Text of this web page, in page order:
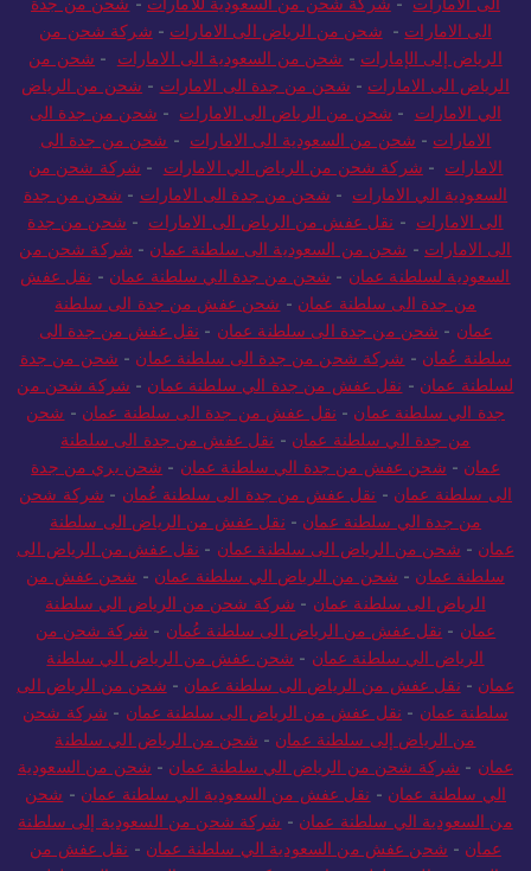
الى الامارات - شحن من الرياض الى الامارات - شركة شحن من
الرياض إلى الإمارات - شحن من السعودية الى الامارات - شحن من
الرياض الى الامارات - شحن من جدة الى الامارات - شحن من الرياض
الي الامارات - شحن من الرياض الى الامارات - شحن من جدة الى
الامارات - شحن من السعودية الى الامارات - شحن من جدة الى
الامارات - شركة شحن من الرياض الي الامارات - شركة شحن من
السعودية الي الامارات - شحن من جدة الى الامارات - شحن من جدة
الى الامارات - نقل عفش من الرياض الى الامارات - شحن من جدة
الى الامارات - شحن من السعودية الى سلطنة عمان - شركة شحن من
السعودية لسلطنة عمان - شحن من جدة الي سلطنة عمان - نقل عفش
من جدة الى سلطنة عمان - شحن عفش من جدة الى سلطنة
عمان - شحن من جدة الى سلطنة عمان - نقل عفش من جدة الى
سلطنة عُمان - شركة شحن من جدة الى سلطنة عمان - شحن من جدة
لسلطنة عمان - نقل عفش من جدة الي سلطنة عمان - شركة شحن من
جدة الي سلطنة عمان - نقل عفش من جدة الى سلطنة عمان - شحن
من جدة الي سلطنة عمان - نقل عفش من جدة الى سلطنة
عمان - شحن عفش من جدة الي سلطنة عمان - شحن بري من جدة
الى سلطنة عمان - نقل عفش من جدة الى سلطنة عُمان - شركة شحن
من جدة الي سلطنة عمان - نقل عفش من الرياض الى سلطنة
عمان - شحن من الرياض الى سلطنة عمان - نقل عفش من الرياض الى
سلطنة عمان - شحن من الرياض الي سلطنة عمان - شحن عفش من
الرياض الى سلطنة عمان - شركة شحن من الرياض الي سلطنة
عمان - نقل عفش من الرياض الى سلطنة عُمان - شركة شحن من
الرياض الي سلطنة عمان - شحن عفش من الرياض الي سلطنة
عمان - نقل عفش من الرياض الى سلطنة عمان - شحن من الرياض الى
سلطنة عمان - نقل عفش من الرياض الى سلطنة عمان - شركة شحن
من الرياض إلى سلطنة عمان - شحن من الرياض الي سلطنة
عمان - شركة شحن من الرياض الي سلطنة عمان - شحن من السعودية
الي سلطنة عمان - نقل عفش من السعودية الي سلطنة عمان - شحن
من السعودية الي سلطنة عمان - شركة شحن من السعودية إلى سلطنة
عمان - شحن عفش من السعودية الي سلطنة عمان - نقل عفش من